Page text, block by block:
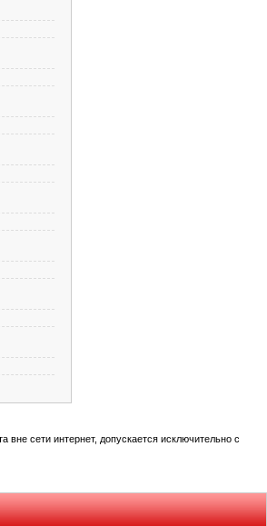
вне сети интернет, допускается исключительно с